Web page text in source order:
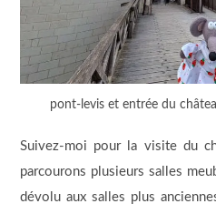
pont-levis et entrée du
Suivez-moi pour la visite du
parcourons plusieurs salles
dévolu aux salles plus